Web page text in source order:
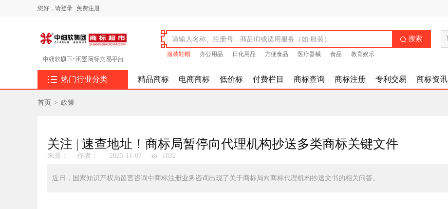
您好， 请登录 免费注册
 搜索
服装鞋帽 办公用品 日化用品 方便食品 医疗器械 食品 教育娱乐
 热门行业分类 精品商标 电商商标 低价标 付费栏目 商标查询 商标注册 专利交易 商标资讯
首页 > 政策
关注 | 速查地址！商标局暂停向代理机构抄送多类商标关键文件
来源： 作者： 2025-11-07 1832
近日，国家知识产权局留言咨询中商标注册业务咨询出现了关于商标局向商标代理机构抄送文书的相关问答。